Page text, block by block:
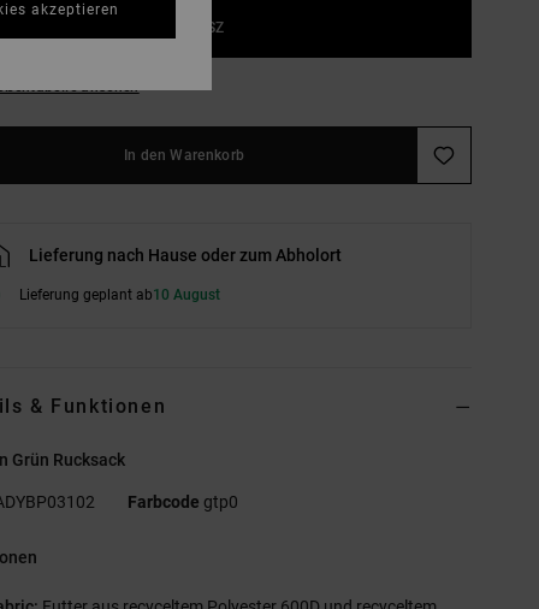
1SZ
In den Warenkorb
Lieferung nach Hause oder zum Abholort
Lieferung geplant ab10 August
& Funktionen
Grün Rucksack
Farbcode gtp0
akzeptieren